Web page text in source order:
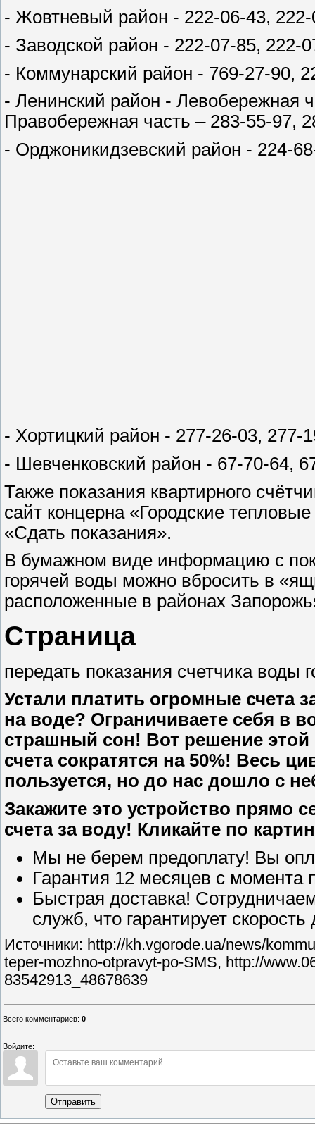
- Жовтневый район - 222-06-43, 222-
- Заводской район - 222-07-85, 222-
- Коммунарский район - 769-27-90,
- Ленинский район - Левобережная
Правобережная часть – 283-55-97,
- Орджоникидзевский район - 224-
- Хортицкий район - 277-26-03, 277-
- Шевченковский район - 67-70-64,
Также показания квартирного
сайт концерна «Городские
«Сдать показания».
В бумажном виде информацию с
горячей воды можно вбросить в
расположенные в районах
Страница
передать показания счетчика воды
Устали платить огромные счета
на воде? Ограничиваете себя в
страшный сон! Вот решение
счета сократятся на 50%! Весь
пользуется, но до нас дошло с
Закажите это устройство прямо
счета за воду! Кликайте по
Мы не берем предоплату! Вы
Гарантия 12 месяцев с момента
Быстрая доставка!
служб, что гарантирует
Источники: http://kh.vgorode.ua/news/
teper-mozhno-otpravyt-po-SMS, http://
83542913_48678639
Всего комментариев: 0
Войдите:
Отправить